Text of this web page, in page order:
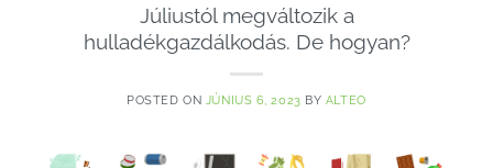
Júliustól megváltozik a
hulladékgazdálkodás. De hogyan?
POSTED ON JÚNIUS 6, 2023 BY ALTEO